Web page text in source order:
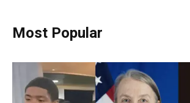
Most Popular